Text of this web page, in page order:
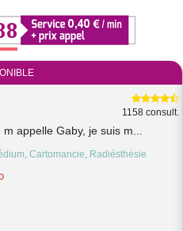
1158 consult.
m appelle Gaby, je suis m...
Cartomancie, Radiésthésie